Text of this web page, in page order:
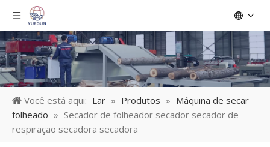
Você está aqui: Lar » Produtos » Máquina de secar
folheado » Secador de folheador secador secador de
respiração secadora secadora